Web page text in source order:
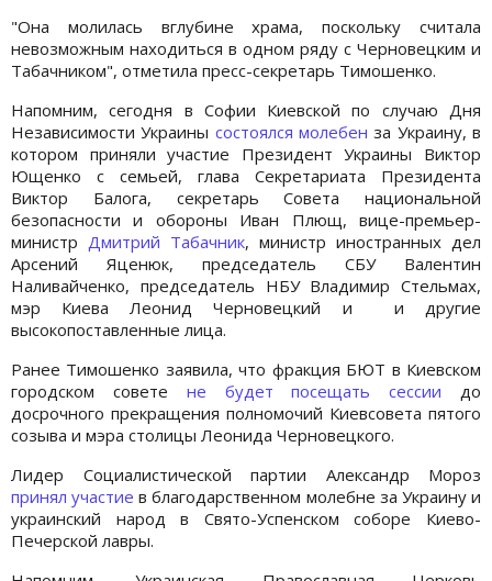
"Она молилась вглубине храма, поскольку считала
невозможным находиться в одном ряду с Черновецким и
Табачником", отметила пресс-секретарь Тимошенко.
Напомним, сегодня в Софии Киевской по случаю Дня
Независимости Украины состоялся молебенза Украину, в
котором приняли участие Президент Украины Виктор
Ющенко с семьей, глава Секретариата Президента
Виктор Балога, секретарь Совета национальной
безопасности и обороны Иван Плющ, вице-премьер-
министр Дмитрий Табачник, министр иностранных дел
Арсений Яценюк, председатель СБУ Валентин
Наливайченко, председатель НБУ Владимир Стельмах,
мэр Киева Леонид Черновецкий и и другие
высокопоставленные лица.
Ранее Тимошенко заявила, что фракция БЮТ в Киевском
городском совете не будет посещать сессиидо
досрочного прекращения полномочий Киевсовета пятого
созыва и мэра столицы Леонида Черновецкого.
Лидер Социалистической партии Александр Мороз
принял участиев благодарственном молебне за Украину и
украинский народ в Свято-Успенском соборе Киево-
Печерской лавры.